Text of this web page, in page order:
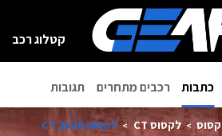
קטלוג רכב
כתבות רכבים מתחרים תגובות
לקסוס CT לקסוס CT 2020